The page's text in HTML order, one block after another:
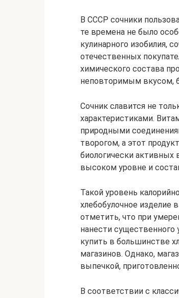
В СССР сочники
те времена не было
кулинарного изобилия,
отечественных
химического состава
неповторимым вкусом,
Сочник славится не
характеристиками.
природными
творогом, а этот
биологически активных
высоком уровне и
Такой уровень
хлебобулочное изделие
отметить, что при
нанести
купить в большинстве
магазинов. Однако,
выпечкой,
В соответствии с